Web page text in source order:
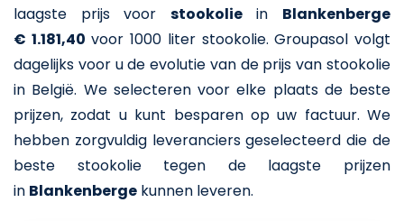
laagste prijs voor stookoliein Blankenberge
€ 1.181,40 voor 1000 liter stookolie. Groupasol volgt
dagelijks voor u de evolutie van de prijs van stookolie
in België. We selecteren voor elke plaats de beste
prijzen, zodat u kunt besparen op uw factuur. We
hebben zorgvuldig leveranciers geselecteerd die de
beste stookolie tegen de laagste prijzen
in Blankenberge kunnen leveren.